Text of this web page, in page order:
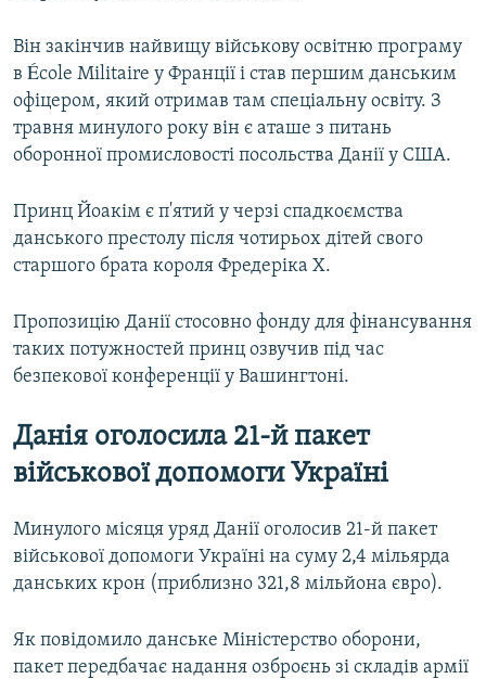
Він закінчив найвищу військову освітню програму
в École Militaire у Франції і став першим данським
офіцером, який отримав там спеціальну освіту. З
травня минулого року він є аташе з питань
оборонної промисловості посольства Данії у США.
Принц Йоакім є п'ятий у черзі спадкоємства
данського престолу після чотирьох дітей свого
старшого брата короля Фредеріка X.
Пропозицію Данії стосовно фонду для фінансування
таких потужностей принц озвучив під час
безпекової конференції у Вашингтоні.
Данія оголосила 21-й пакет
військової допомоги Україні
Минулого місяця уряд Данії оголосив 21-й пакет
військової допомоги Україні на суму 2,4 мільярда
данських крон (приблизно 321,8 мільйона євро).
Як повідомило данське Міністерство оборони,
пакет передбачає надання озброєнь зі складів армії